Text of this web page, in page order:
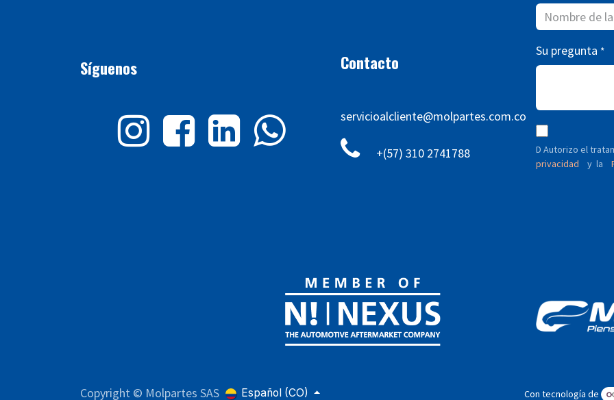
Síguenos Contacto
servicioalcliente@molpartes.com.co
+(57) 310 2741788
Su pregunta *
D Autorizo ​​el
privacidad
y la
Copyright © Molpartes SAS Español (CO) Con tecnología de